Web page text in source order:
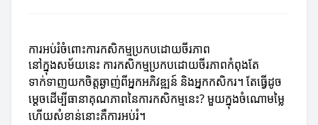
ការអប់រំចំពោះការកសិកម្មប្រកបដោយចីរភាព
នៅក្នុងសម័យនេះ ការកសិកម្មប្រកបដោយចីរភាពកំពុងតែ
ទាក់ទាញយកចិត្តឆ្ងាញ់ពីអ្នកអភិវឌ្ឍន៍ និងអ្នកកសិករ។ តែធ្វើដូច
ម្តេចដើម្បីធានាគុណភាពនៃការកសិកម្មនេះ? មួយក្នុងចំណោមម្លៃ
ហើយសំខាន់នោះគឺការអប់រំ។